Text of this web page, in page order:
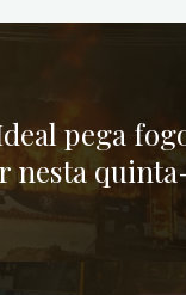
pega
nesta